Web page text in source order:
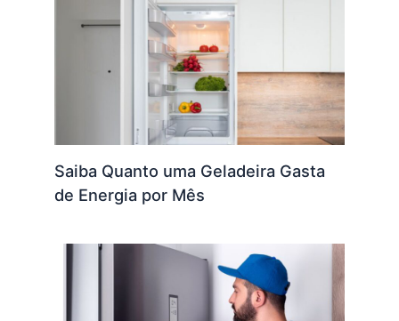
Saiba Quanto uma Geladeira Gasta
de Energia por Mês